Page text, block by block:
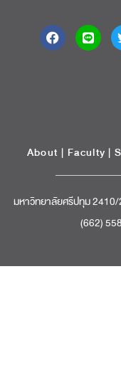
About | Faculty |
มหาวิทยาลัยศรีปทุม
(662)